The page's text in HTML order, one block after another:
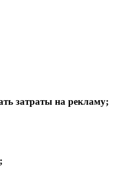
затраты на рекламу;